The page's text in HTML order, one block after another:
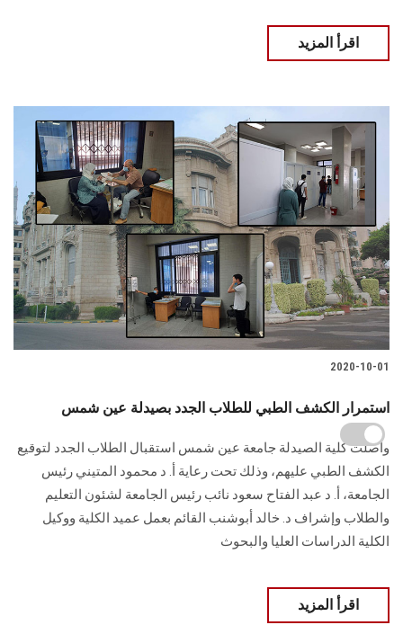
اقرأ المزيد
2020-10-01
استمرار الكشف الطبي للطلاب الجدد بصيدلة عين شمس
واصلت كلية الصيدلة جامعة عين شمس استقبال الطلاب الجدد لتوقيع
الكشف الطبي عليهم، وذلك تحت رعاية أ. د محمود المتيني رئيس
الجامعة، أ. د عبد الفتاح سعود نائب رئيس الجامعة لشئون التعليم
والطلاب وإشراف د. خالد أبوشنب القائم بعمل عميد الكلية ووكيل
الكلية الدراسات العليا والبحوث
اقرأ المزيد